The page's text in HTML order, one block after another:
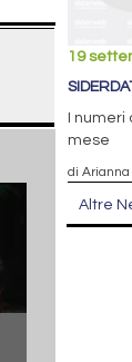
19
I
mese
di Arianna
Altre